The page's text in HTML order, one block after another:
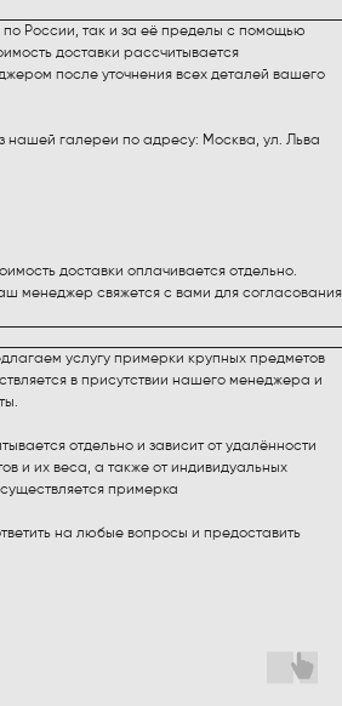
по России, так и за её пределы с помощью
доставки рассчитывается
после уточнения всех деталей вашего
нашей галереи по адресу: Москва, ул. Льва
доставки оплачивается отдельно.
менеджер свяжется с вами для согласования
услугу примерки крупных предметов
в присутствии нашего менеджера и
отдельно и зависит от удалённости
и их веса, а также от индивидуальных
примерка
на любые вопросы и предоставить